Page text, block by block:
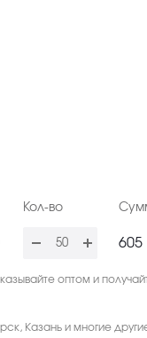
Кол-во
605
оптом и
Казань и многие